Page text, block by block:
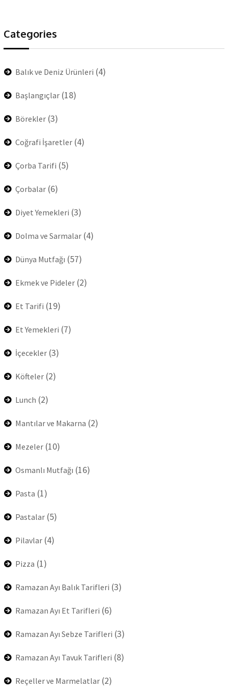
Categories
Balık ve Deniz Ürünleri (4)
Başlangıçlar (18)
Börekler (3)
Coğrafi İşaretler (4)
Çorba Tarifi (5)
Çorbalar (6)
Diyet Yemekleri (3)
Dolma ve Sarmalar (4)
Dünya Mutfağı (57)
Ekmek ve Pideler (2)
Et Tarifi (19)
Et Yemekleri (7)
İçecekler (3)
Köfteler (2)
Lunch (2)
Mantılar ve Makarna (2)
Mezeler (10)
Osmanlı Mutfağı (16)
Pasta (1)
Pastalar (5)
Pilavlar (4)
Pizza (1)
Ramazan Ayı Balık Tarifleri (3)
Ramazan Ayı Et Tarifleri (6)
Ramazan Ayı Sebze Tarifleri (3)
Ramazan Ayı Tavuk Tarifleri (8)
Reçeller ve Marmelatlar (2)